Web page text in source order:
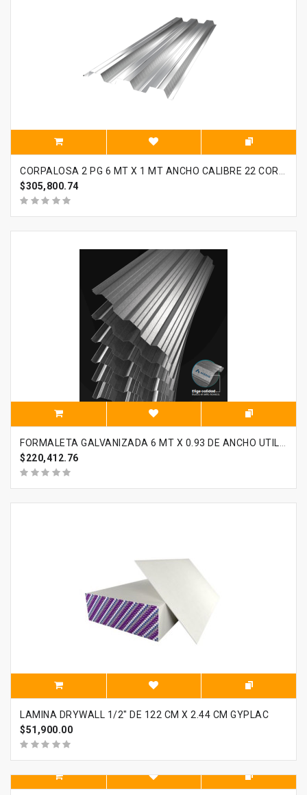
$305,800.74
$220,412.76
LAMINA DRYWALL 1/2" DE 122 CM X 2.44 CM GYPLAC
$51,900.00